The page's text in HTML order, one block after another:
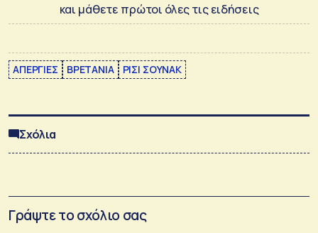
και μάθετε πρώτοι όλες τις ειδήσεις
ΑΠΕΡΓΙΕΣ ΒΡΕΤΑΝΙΑ ΡΙΣΙ ΣΟΥΝΑΚ
Σχόλια
Γράψτε το σχόλιο σας